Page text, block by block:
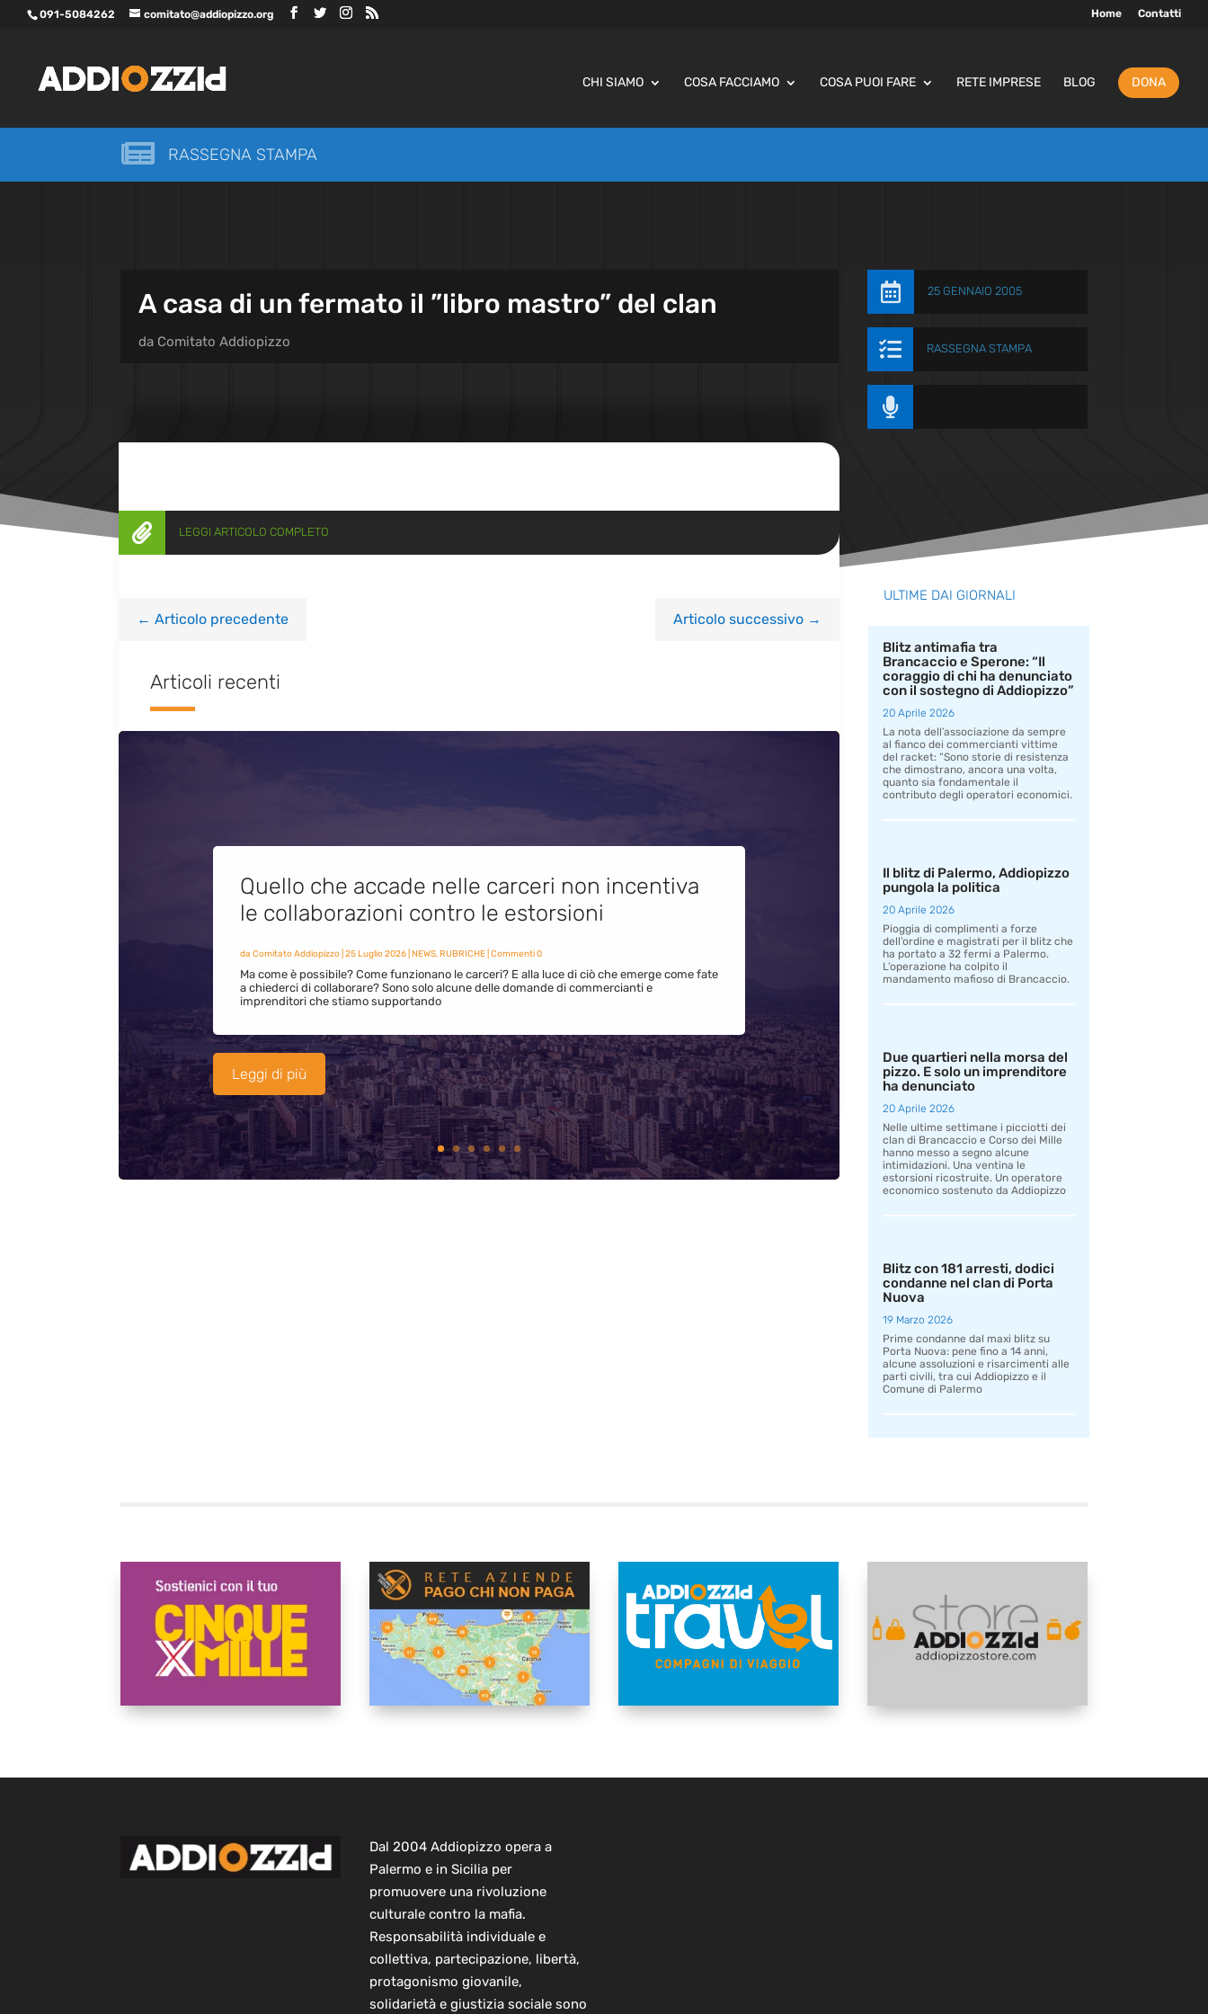
091-5084262 comitato@addiopizzo.org Home Contatti
CHI SIAMO COSA FACCIAMO COSA PUOI FARE RETE IMPRESE BLOG DONA
 RASSEGNA STAMPA
A casa di un fermato il ”libro mastro” del clan
da Comitato Addiopizzo
 25 GENNAIO 2005
 RASSEGNA STAMPA

 LEGGI ARTICOLO COMPLETO
← Articolo precedente Articolo successivo→
Articoli recenti
Quello che accade nelle carceri non incentiva
le collaborazioni contro le estorsioni
da Comitato Addiopizzo| 25 Luglio 2026| NEWS,RUBRICHE| Commenti 0
Ma come è possibile? Come funzionano le carceri? E alla luce di ciò che emerge come fate
a chiederci di collaborare? Sono solo alcune delle domande di commercianti e
imprenditori che stiamo supportando
Leggi di più
ULTIME DAI GIORNALI
Blitz antimafia tra
Brancaccio e Sperone: “Il
coraggio di chi ha denunciato
con il sostegno di Addiopizzo”
20 Aprile 2026
La nota dell’associazione da sempre
al fianco dei commercianti vittime
del racket: “Sono storie di resistenza
che dimostrano, ancora una volta,
quanto sia fondamentale il
contributo degli operatori economici.
Il blitz di Palermo, Addiopizzo
pungola la politica
20 Aprile 2026
Pioggia di complimenti a forze
dell’ordine e magistrati per il blitz che
ha portato a 32 fermi a Palermo.
L’operazione ha colpito il
mandamento mafioso di Brancaccio.
Due quartieri nella morsa del
pizzo. E solo un imprenditore
ha denunciato
20 Aprile 2026
Nelle ultime settimane i picciotti dei
clan di Brancaccio e Corso dei Mille
hanno messo a segno alcune
intimidazioni. Una ventina le
estorsioni ricostruite. Un operatore
economico sostenuto da Addiopizzo
Blitz con 181 arresti, dodici
condanne nel clan di Porta
Nuova
19 Marzo 2026
Prime condanne dal maxi blitz su
Porta Nuova: pene fino a 14 anni,
alcune assoluzioni e risarcimenti alle
parti civili, tra cui Addiopizzo e il
Comune di Palermo
Dal 2004 Addiopizzo opera a
Palermo e in Sicilia per
promuovere una rivoluzione
culturale contro la mafia.
Responsabilità individuale e
collettiva, partecipazione, libertà,
protagonismo giovanile,
solidarietà e giustizia sociale sono